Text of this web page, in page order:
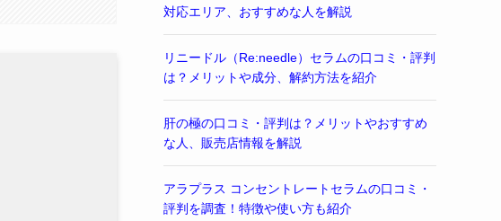
対応エリア、おすすめな人を解説
リニードル（Re:needle）セラムの口コミ・評判
は？メリットや成分、解約方法を紹介
肝の極の口コミ・評判は？メリットやおすすめ
な人、販売店情報を解説
アラプラス コンセントレートセラムの口コミ・
評判を調査！特徴や使い方も紹介